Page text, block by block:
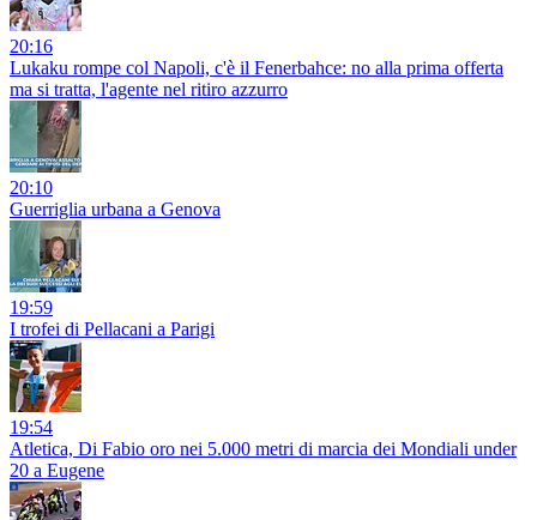
20:16
Lukaku rompe col Napoli, c'è il Fenerbahce: no alla prima offerta
ma si tratta, l'agente nel ritiro azzurro
20:10
Guerriglia urbana a Genova
19:59
I trofei di Pellacani a Parigi
19:54
Atletica, Di Fabio oro nei 5.000 metri di marcia dei Mondiali under
20 a Eugene